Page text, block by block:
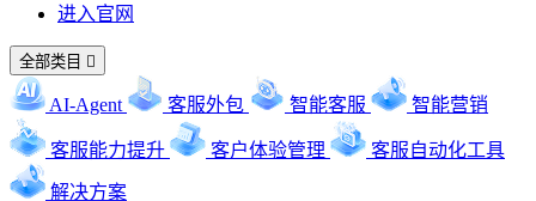
进入官网
全部类目 
AI-Agent 客服外包 智能客服 智能营销
客服能力提升 客户体验管理 客服自动化工具
解决方案